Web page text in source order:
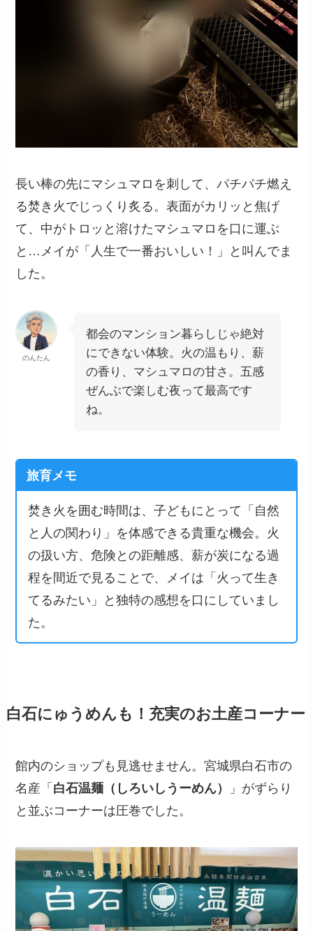
長い棒の先にマシュマロを刺して、パチパチ燃え
る焚き火でじっくり炙る。表面がカリッと焦げ
て、中がトロッと溶けたマシュマロを口に運ぶ
と…メイが「人生で一番おいしい！」と叫んでま
した。
のんたん
都会のマンション暮らしじゃ絶対
にできない体験。火の温もり、薪
の香り、マシュマロの甘さ。五感
ぜんぶで楽しむ夜って最高です
ね。
旅育メモ
焚き火を囲む時間は、子どもにとって「自然
と人の関わり」を体感できる貴重な機会。火
の扱い方、危険との距離感、薪が炭になる過
程を間近で見ることで、メイは「火って生き
てるみたい」と独特の感想を口にしていまし
た。
白石にゅうめんも！充実のお土産コーナー
館内のショップも見逃せません。宮城県白石市の
名産「 白石温麺（しろいしうーめん）
」がずらり
と並ぶコーナーは圧巻でした。